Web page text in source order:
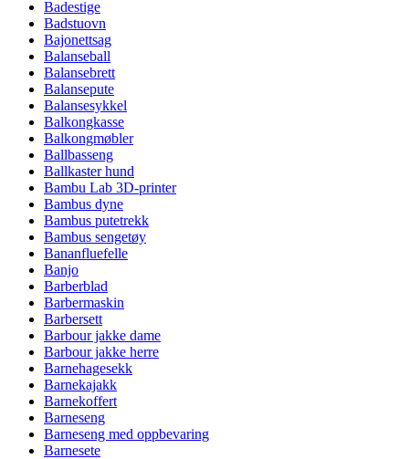
Badestige
Badstuovn
Bajonettsag
Balanseball
Balansebrett
Balansepute
Balansesykkel
Balkongkasse
Balkongmøbler
Ballbasseng
Ballkaster hund
Bambu Lab 3D-printer
Bambus dyne
Bambus putetrekk
Bambus sengetøy
Bananfluefelle
Banjo
Barberblad
Barbermaskin
Barbersett
Barbour jakke dame
Barbour jakke herre
Barnehagesekk
Barnekajakk
Barnekoffert
Barneseng
Barneseng med oppbevaring
Barnesete